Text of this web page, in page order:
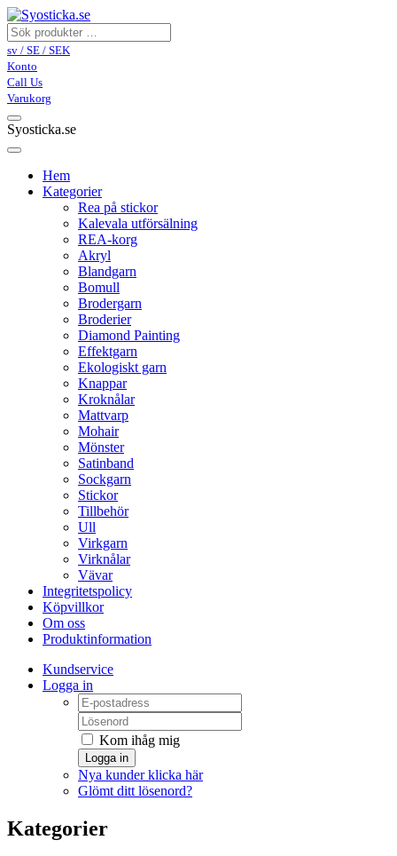
sv / SE / SEK
Konto
Call Us
Varukorg
Syosticka.se
Hem
Kategorier
Rea på stickor
Kalevala utförsälning
REA-korg
Akryl
Blandgarn
Bomull
Brodergarn
Broderier
Diamond Painting
Effektgarn
Ekologiskt garn
Knappar
Kroknålar
Mattvarp
Mohair
Mönster
Satinband
Sockgarn
Stickor
Tillbehör
Ull
Virkgarn
Virknålar
Vävar
Integritetspolicy
Köpvillkor
Om oss
Produktinformation
Kundservice
Logga in
Kom ihåg mig
Logga in
Nya kunder klicka här
Glömt ditt lösenord?
Kategorier